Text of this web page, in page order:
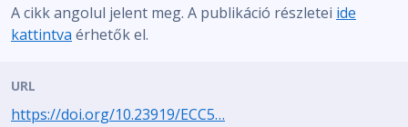
A cikk angolul jelent meg. A publikáció részletei ide
kattintva érhetők el.
URL
https://doi.org/10.23919/ECC5…